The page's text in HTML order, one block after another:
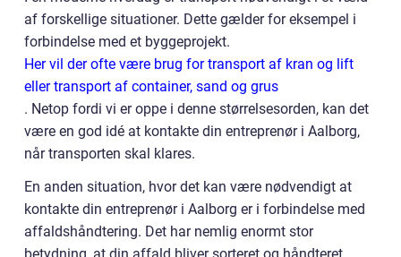
af forskellige situationer. Dette gælder for eksempel i
forbindelse med et byggeprojekt.
Her vil der ofte være brug for transport af kran og lift
eller transport af container, sand og grus
. Netop fordi vi er oppe i denne størrelsesorden, kan det
være en god idé at kontakte din entreprenør i Aalborg,
når transporten skal klares.
En anden situation, hvor det kan være nødvendigt at
kontakte din entreprenør i Aalborg er i forbindelse med
affaldshåndtering. Det har nemlig enormt stor